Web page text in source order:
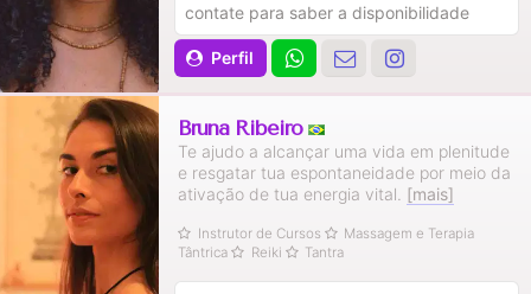
Perfil
contate para saber a disponibilidade
Bruna Ribeiro
Te ajudo a alcançar uma vida em plenitude
e resgatar tua espontaneidade por meio da
ativação de tua energia vital. [mais]
Instrutor de Cursos
Massagem e Terapia
Tântrica
Reiki Tantra